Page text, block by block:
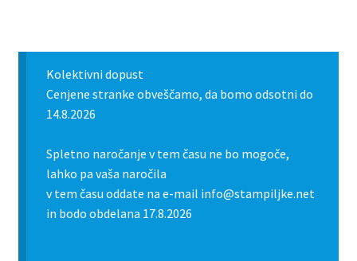
Zaključek nakupa
Košarica
Kolektivni dopust
Cenjene stranke obveščamo, da bomo odsotni do
14.8.2026
Spletno naročanje v tem času ne bo mogoče,
lahko pa vaša naročila
v tem času oddate na e-mail info@stampiljke.net
in bodo obdelana 17.8.2026